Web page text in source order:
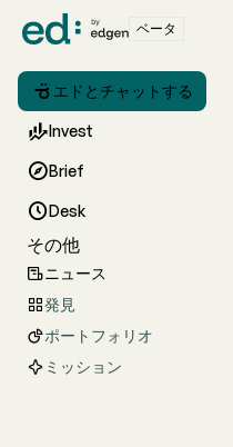
ベータ
 エドとチャットする
Invest
Brief
Desk
その他
ニュース
発見
ポートフォリオ
ミッション